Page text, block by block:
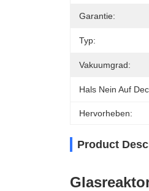
Garantie:
Typ:
Vakuumgrad:
Hals Nein Auf
Hervorheben:
Product